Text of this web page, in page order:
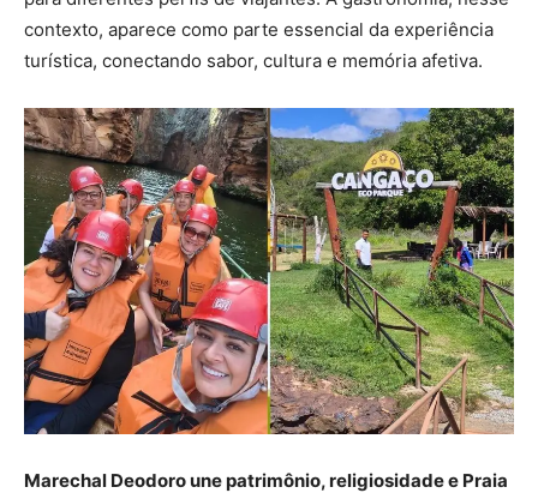
contexto, aparece como parte essencial da experiência
turística, conectando sabor, cultura e memória afetiva.
Marechal Deodoro une patrimônio, religiosidade e Praia